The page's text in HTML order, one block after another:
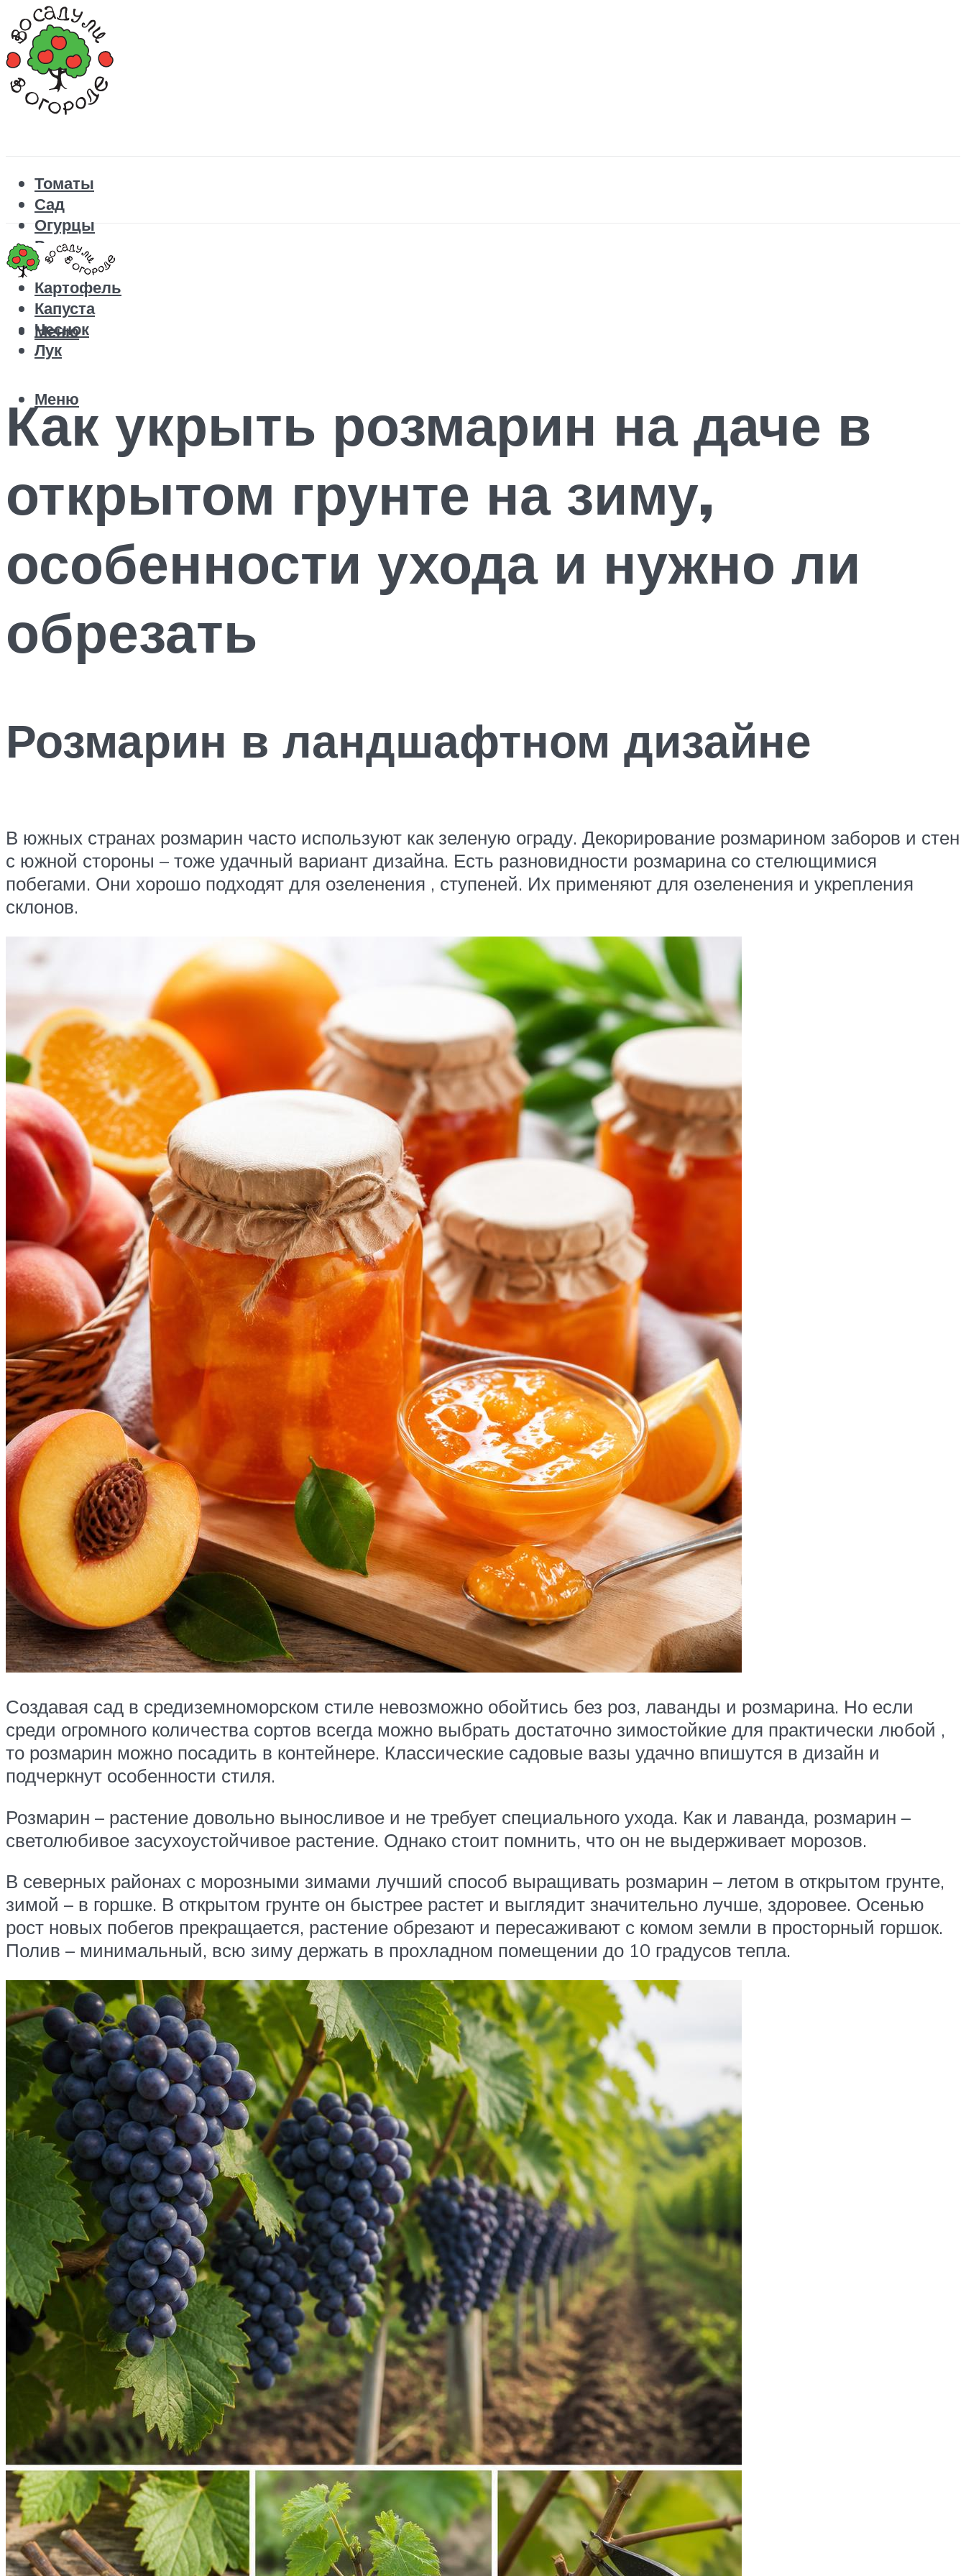
Томаты
Сад
Огурцы
Рецепты
Перец
Картофель
Капуста
Чеснок
Лук
Меню
Меню
Как укрыть розмарин на даче в
открытом грунте на зиму,
особенности ухода и нужно ли
обрезать
Розмарин в ландшафтном дизайне
В южных странах розмарин часто используют как зеленую ограду. Декорирование розмарином заборов и стен
с южной стороны – тоже удачный вариант дизайна. Есть разновидности розмарина со стелющимися
побегами. Они хорошо подходят для озеленения , ступеней. Их применяют для озеленения и укрепления
склонов.
Создавая сад в средиземноморском стиле невозможно обойтись без роз, лаванды и розмарина. Но если
среди огромного количества сортов всегда можно выбрать достаточно зимостойкие для практически любой ,
то розмарин можно посадить в контейнере. Классические садовые вазы удачно впишутся в дизайн и
подчеркнут особенности стиля.
Розмарин – растение довольно выносливое и не требует специального ухода. Как и лаванда, розмарин –
светолюбивое засухоустойчивое растение. Однако стоит помнить, что он не выдерживает морозов.
В северных районах с морозными зимами лучший способ выращивать розмарин – летом в открытом грунте,
зимой – в горшке. В открытом грунте он быстрее растет и выглядит значительно лучше, здоровее. Осенью
рост новых побегов прекращается, растение обрезают и пересаживают с комом земли в просторный горшок.
Полив – минимальный, всю зиму держать в прохладном помещении до 10 градусов тепла.